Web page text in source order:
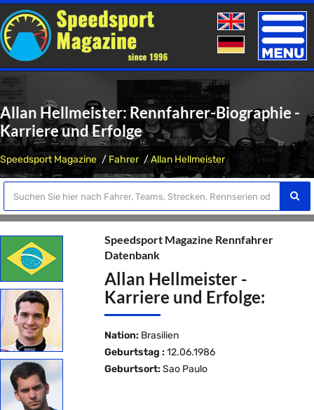
Toggle
Allan Hellmeister: Rennfahrer-Biographie -
Karriere und Erfolge
Speedsport Magazine Fahrer Allan Hellmeister
Speedsport Magazine Rennfahrer
Datenbank
Allan Hellmeister -
Karriere und Erfolge:
Nation: Brasilien
Geburtstag : 12.06.1986
Geburtsort: Sao Paulo